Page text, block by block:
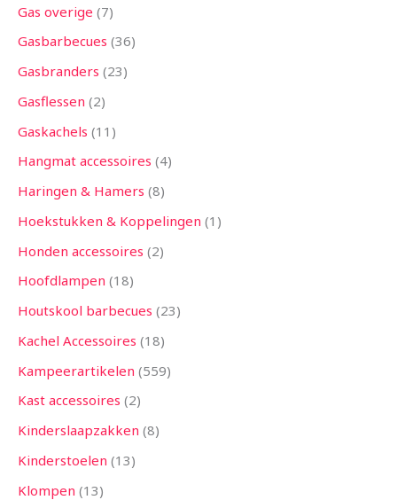
Gas overige 7
Gasbarbecues 36
Gasbranders 23
Gasflessen 2
Gaskachels 11
Hangmat accessoires 4
Haringen & Hamers 8
Hoekstukken & Koppelingen 1
Honden accessoires 2
Hoofdlampen 18
Houtskool barbecues 23
Kachel Accessoires 18
Kampeerartikelen 559
Kast accessoires 2
Kinderslaapzakken 8
Kinderstoelen 13
Klompen 13